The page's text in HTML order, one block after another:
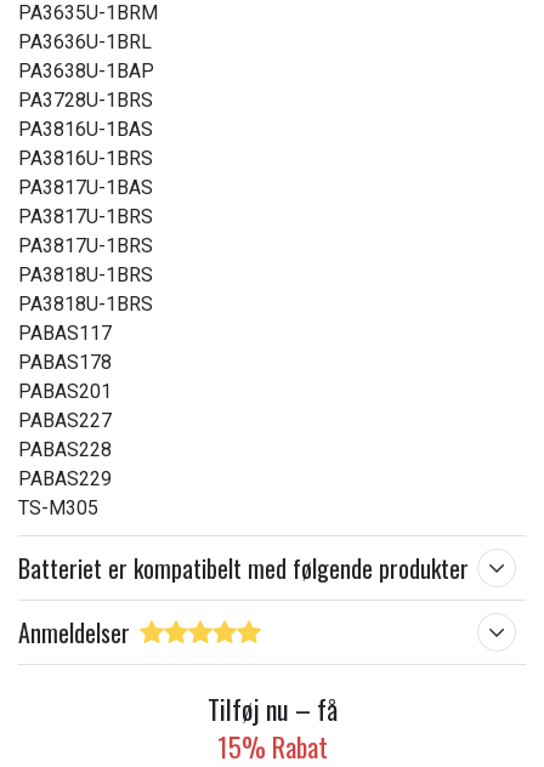
PA3635U-1BRM
PA3636U-1BRL
PA3638U-1BAP
PA3728U-1BRS
PA3816U-1BAS
PA3816U-1BRS
PA3817U-1BAS
PA3817U-1BRS
PA3817U-1BRS
PA3818U-1BRS
PA3818U-1BRS
PABAS117
PABAS178
PABAS201
PABAS227
PABAS228
PABAS229
TS-M305
Batteriet er kompatibelt med følgende produkter
Anmeldelser
Tilføj nu – få
15% Rabat